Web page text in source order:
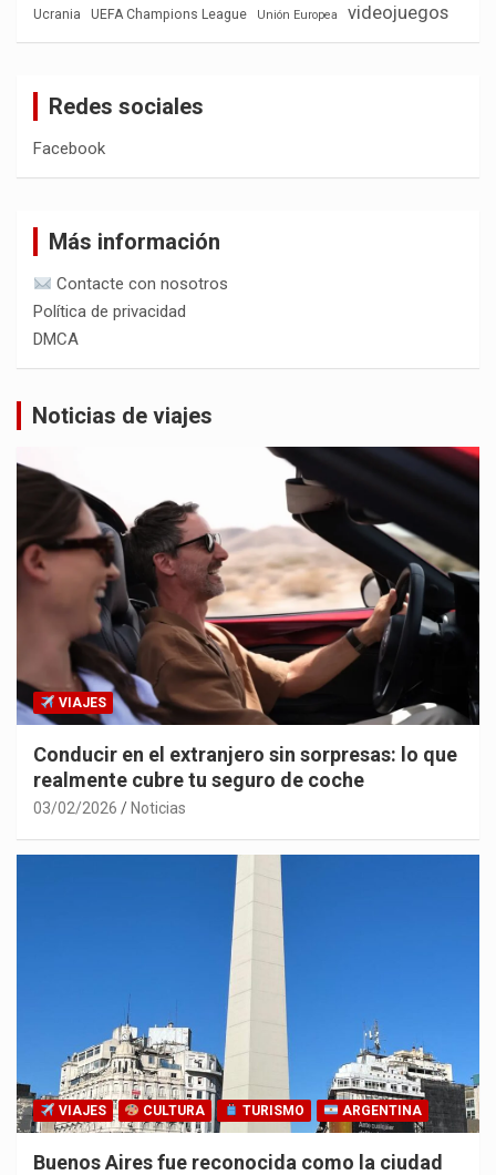
Ucrania
UEFA Champions League Unión Europea videojuegos
Redes sociales
Facebook
Más información
Contacte con nosotros
Política de privacidad
DMCA
Noticias de viajes
VIAJES
Conducir en el extranjero sin sorpresas: lo que
realmente cubre tu seguro de coche
03/02/2026 Noticias
VIAJES CULTURA TURISMO ARGENTINA
Buenos Aires fue reconocida como la ciudad